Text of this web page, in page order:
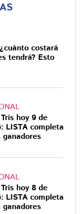
costará
tendrá? Esto
hoy 9 de
LISTA completa
hoy 8 de
LISTA completa